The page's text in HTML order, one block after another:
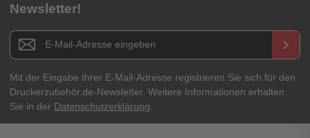
Titel**
E-Mail-Adresse
Ihr Passwort
Newsletter!
Newsletter E-Mail Adresse keyboard_arrow_right
Mit der Eingabe Ihrer E-Mail-Adresse registrieren Sie sich für den
Druckerzubehör.de-Newsletter. Weitere Informationen erhalten
Sie in der Datenschutzerklärung